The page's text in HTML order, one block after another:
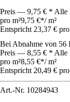
Preis — 9,75 € * Alle
pro m²9,75 €*/ m²
Entspricht 23,37 €
Bei Abnahme von 56
Preis — 8,55 € * Alle
pro m²8,55 €*/ m²
Entspricht 20,49 €
Art.-Nr. 10284943